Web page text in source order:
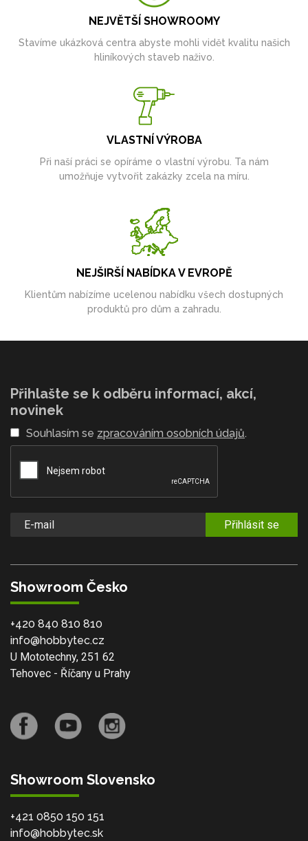
NEJVĚTŠÍ SHOWROOMY
Stavíme ukázková centra abyste mohli vidět kvalitu našich
hliníkových staveb naživo.
VLASTNÍ VÝROBA
Při naší práci se opíráme o vlastní výrobu. Ta nám
umožňuje vytvořit zakázky zcela na míru.
NEJŠIRŠÍ NABÍDKA V EVROPĚ
Klientům nabízíme ucelenou nabídku všech dostupných
produktů pro dům a zahradu.
Přihlašte se k odběru informací, akcí,
novinek
Souhlasím se zpracováním osobních údajů.
Přihlásit se
Showroom Česko
+420 840 810 810
info@hobbytec.cz
U Mototechny, 251 62
Tehovec - Říčany u Prahy
Showroom Slovensko
+421 0850 150 151
info@hobbytec.sk